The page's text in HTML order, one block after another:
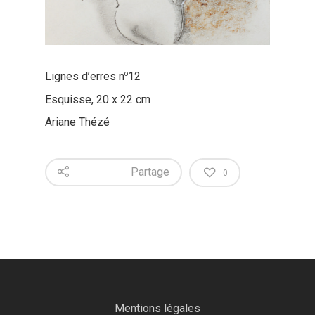
Lignes d’erres no12
Esquisse, 20 x 22 cm
Ariane Thézé
Partage 0
Mentions légales